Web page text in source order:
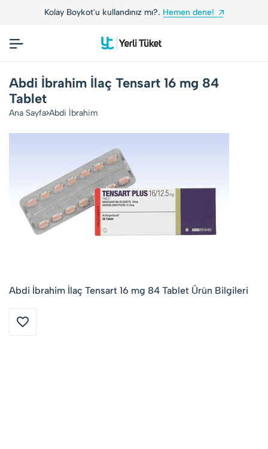
Kolay Boykot'u kullandınız mı?. Hemen dene!
Abdi İbrahim İlaç Tensart 16 mg 84
Tablet
Ana Sayfa Abdi İbrahim
Abdi İbrahim İlaç Tensart 16 mg 84 Tablet Ürün Bilgileri